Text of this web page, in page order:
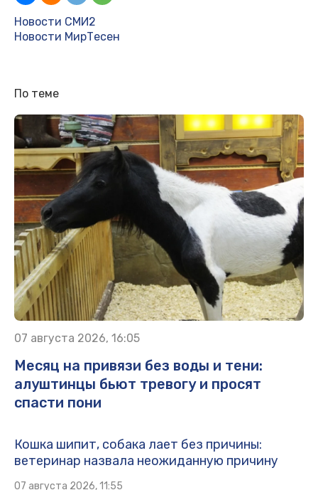
Новости СМИ2
Новости МирТесен
По теме
07 августа 2026, 16:05
Месяц на привязи без воды и тени:
алуштинцы бьют тревогу и просят
спасти пони
Кошка шипит, собака лает без причины:
ветеринар назвала неожиданную причину
07 августа 2026, 11:55